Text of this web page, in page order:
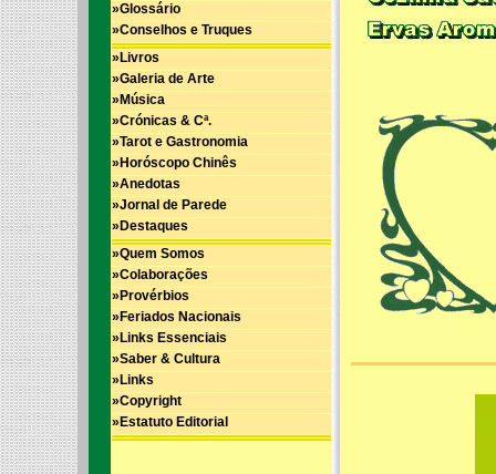
»Glossário
»Conselhos e Truques
»Livros
»Galeria de Arte
»Música
»Crónicas & Cª.
»Tarot e Gastronomia
»Horóscopo Chinês
»Anedotas
»Jornal de Parede
»Destaques
»Quem Somos
»Colaborações
»Provérbios
»Feriados Nacionais
»Links Essenciais
»Saber & Cultura
»Links
»Copyright
»Estatuto Editorial